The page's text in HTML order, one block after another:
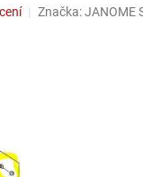
Značka:JANOME